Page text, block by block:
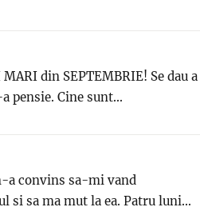
din SEPTEMBRIE! Se dau a
pensie. Cine sunt...
a convins sa-mi vand
si sa ma mut la ea. Patru luni...